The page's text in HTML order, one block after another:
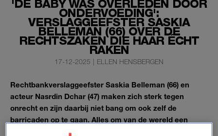
'DE BABY WAS OVERLEDEN DOOR
ONDERVOEDING':
VERSLAGGEEFSTER SASKIA
BELLEMAN (66) OVER DE
RECHTSZAKEN DIE HAAR ÉCHT
RAKEN
17-12-2025 | ELLEN HENSBERGEN
Rechtbankverslaggeefster Saskia Belleman (66) en
acteur Nasrdin Dchar (47) maken zich sterk tegen
onrecht en zijn daarbij niet bang om ook zelf de
barricaden op te gaan. Alles om van de wereld een
betere plek te maken.